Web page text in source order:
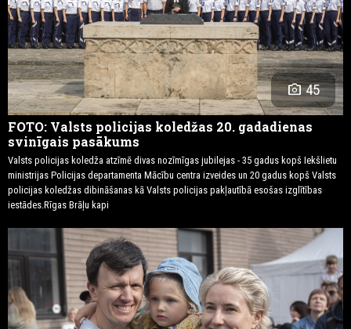
photo_camera 45
FOTO: Valsts policijas koledžas 20. gadadienas
svinīgais pasākums
Valsts policijas koledža atzīmē divas nozīmīgas jubilejas - 35 gadus kopš Iekšlietu
ministrijas Policijas departamenta Mācību centra izveides un 20 gadus kopš Valsts
policijas koledžas dibināšanas kā Valsts policijas pakļautībā esošas izglītības
iestādes.Rīgas Brāļu kapi